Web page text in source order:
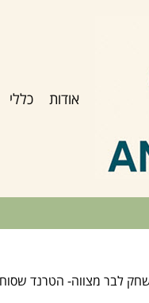
אודות כללי
לבר מצווה- הטרנד